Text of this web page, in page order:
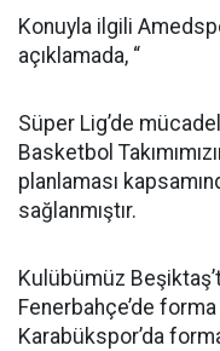
Konuyla ilgili
açıklamada, “
Süper Lig’de
Basketbol
planlaması
sağlanmıştır.
Kulübümüz
Fenerbahçe’de
Karabükspor’da